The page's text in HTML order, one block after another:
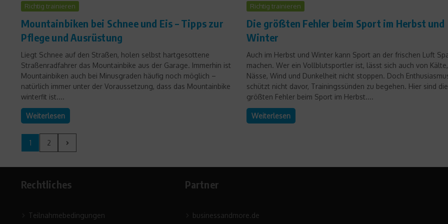
Richtig trainieren
Mountainbiken bei Schnee und Eis – Tipps zur
Pflege und Ausrüstung
Liegt Schnee auf den Straßen, holen selbst hartgesottene
Straßenradfahrer das Mountainbike aus der Garage. Immerhin ist
Mountainbiken auch bei Minusgraden häufig noch möglich –
natürlich immer unter der Voraussetzung, dass das Mountainbike
winterfit ist....
Weiterlesen
Richtig trainieren
Die größten Fehler beim Sport im Herbst und
Winter
Auch im Herbst und Winter kann Sport an der frischen Luft
machen. Wer ein Vollblutsportler ist, lässt sich auch von Kälte,
Nässe, Wind und Dunkelheit nicht stoppen. Doch
schützt nicht davor, Trainingssünden zu begehen. Hier sind die
größten Fehler beim Sport im Herbst....
Weiterlesen
1 2
Rechtliches
Teilnahmebedingungen
Partner
businessandmore.de